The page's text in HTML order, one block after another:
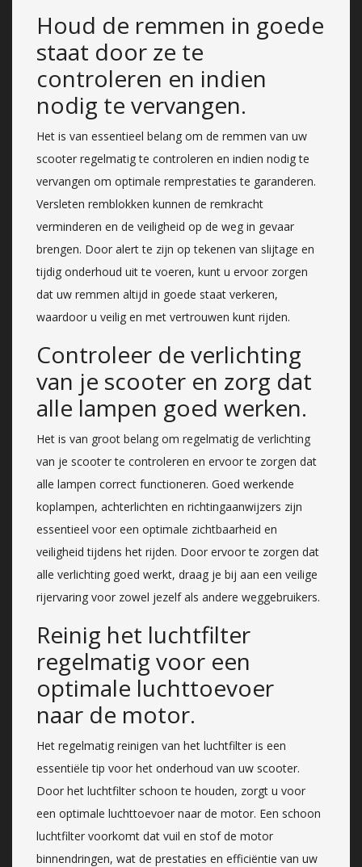
Houd de remmen in goede
staat door ze te
controleren en indien
nodig te vervangen.
Het is van essentieel belang om de remmen van uw
scooter regelmatig te controleren en indien nodig te
vervangen om optimale remprestaties te garanderen.
Versleten remblokken kunnen de remkracht
verminderen en de veiligheid op de weg in gevaar
brengen. Door alert te zijn op tekenen van slijtage en
tijdig onderhoud uit te voeren, kunt u ervoor zorgen
dat uw remmen altijd in goede staat verkeren,
waardoor u veilig en met vertrouwen kunt rijden.
Controleer de verlichting
van je scooter en zorg dat
alle lampen goed werken.
Het is van groot belang om regelmatig de verlichting
van je scooter te controleren en ervoor te zorgen dat
alle lampen correct functioneren. Goed werkende
koplampen, achterlichten en richtingaanwijzers zijn
essentieel voor een optimale zichtbaarheid en
veiligheid tijdens het rijden. Door ervoor te zorgen dat
alle verlichting goed werkt, draag je bij aan een veilige
rijervaring voor zowel jezelf als andere weggebruikers.
Reinig het luchtfilter
regelmatig voor een
optimale luchttoevoer
naar de motor.
Het regelmatig reinigen van het luchtfilter is een
essentiële tip voor het onderhoud van uw scooter.
Door het luchtfilter schoon te houden, zorgt u voor
een optimale luchttoevoer naar de motor. Een schoon
luchtfilter voorkomt dat vuil en stof de motor
binnendringen, wat de prestaties en efficiëntie van uw